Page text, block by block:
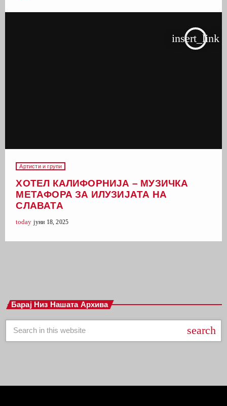
insert_link
Артисти и групи
ХОТЕЛ КАЛИФОРНИЈА – МУЗИЧКА
МЕТАФОРА ЗА ИЛУЗИЈАТА НА
СЛАВАТА
today јуни 18, 2025
Барај Низ Нашата Архива
search